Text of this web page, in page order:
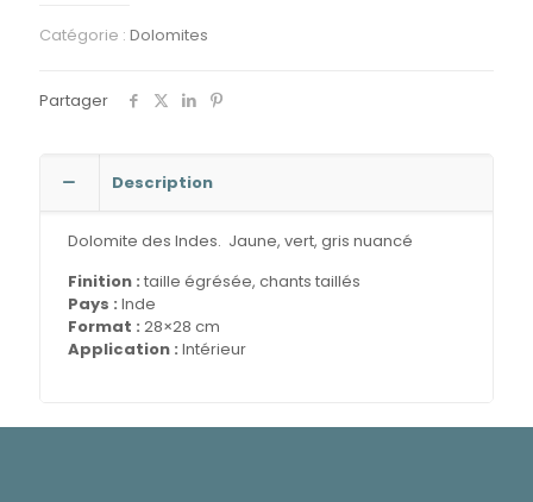
Catégorie : Dolomites
Partager
Description
Dolomite des Indes. Jaune, vert, gris nuancé
Finition : taille égrésée, chants taillés
Pays : Inde
Format : 28×28 cm
Application : Intérieur